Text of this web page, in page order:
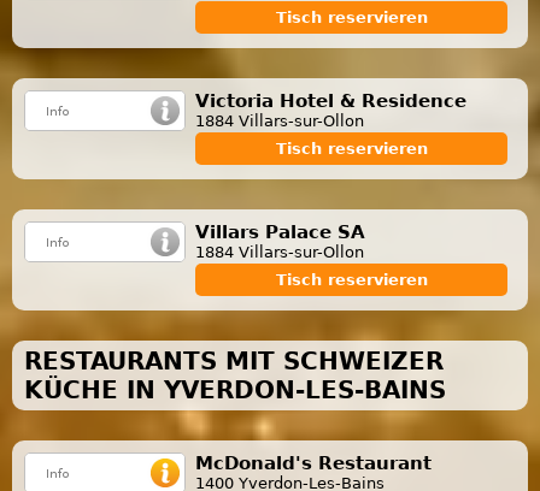
Tisch reservieren
Victoria Hotel & Residence
1884 Villars-sur-Ollon
Tisch reservieren
Villars Palace SA
1884 Villars-sur-Ollon
Tisch reservieren
RESTAURANTS MIT SCHWEIZER
KÜCHE IN YVERDON-LES-BAINS
McDonald's Restaurant
1400 Yverdon-Les-Bains